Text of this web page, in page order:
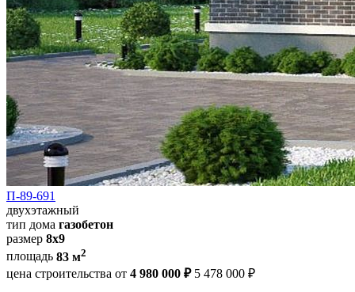
П-89-691
двухэтажный
тип дома газобетон
размер 8x9
площадь 83 м2
цена строительства от 4 980 000 ₽ 5 478 000 ₽